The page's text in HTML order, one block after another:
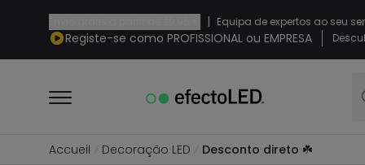
| Equipa de expertos ao seu
Registe-se como PROFISSIONAL ou EMPRESA
Accueil Decoração LED Desconto direto ☘️